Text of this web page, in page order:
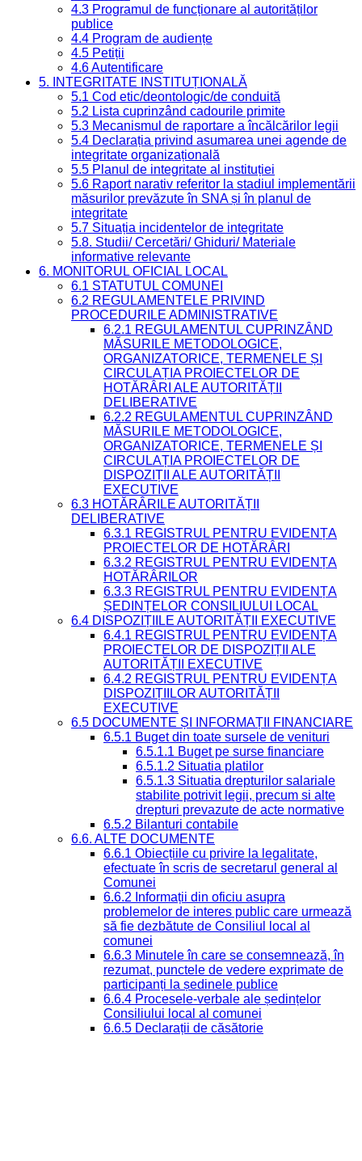
4.3 Programul de funcționare al autorităților
publice
4.4 Program de audiențe
4.5 Petiții
4.6 Autentificare
5. INTEGRITATE INSTITUȚIONALĂ
5.1 Cod etic/deontologic/de conduită
5.2 Lista cuprinzând cadourile primite
5.3 Mecanismul de raportare a încălcărilor legii
5.4 Declarația privind asumarea unei agende de
integritate organizațională
5.5 Planul de integritate al instituției
5.6 Raport narativ referitor la stadiul implementării
măsurilor prevăzute în SNA și în planul de
integritate
5.7 Situația incidentelor de integritate
5.8. Studii/ Cercetări/ Ghiduri/ Materiale
informative relevante
6. MONITORUL OFICIAL LOCAL
6.1 STATUTUL COMUNEI
6.2 REGULAMENTELE PRIVIND
PROCEDURILE ADMINISTRATIVE
6.2.1 REGULAMENTUL CUPRINZÂND
MĂSURILE METODOLOGICE,
ORGANIZATORICE, TERMENELE ȘI
CIRCULAȚIA PROIECTELOR DE
HOTĂRÂRI ALE AUTORITĂȚII
DELIBERATIVE
6.2.2 REGULAMENTUL CUPRINZÂND
MĂSURILE METODOLOGICE,
ORGANIZATORICE, TERMENELE ȘI
CIRCULAȚIA PROIECTELOR DE
DISPOZIȚII ALE AUTORITĂȚII
EXECUTIVE
6.3 HOTĂRÂRILE AUTORITĂȚII
DELIBERATIVE
6.3.1 REGISTRUL PENTRU EVIDENȚA
PROIECTELOR DE HOTĂRÂRI
6.3.2 REGISTRUL PENTRU EVIDENȚA
HOTĂRÂRILOR
6.3.3 REGISTRUL PENTRU EVIDENȚA
ȘEDINȚELOR CONSILIULUI LOCAL
6.4 DISPOZIȚIILE AUTORITĂȚII EXECUTIVE
6.4.1 REGISTRUL PENTRU EVIDENȚA
PROIECTELOR DE DISPOZIȚII ALE
AUTORITĂȚII EXECUTIVE
6.4.2 REGISTRUL PENTRU EVIDENȚA
DISPOZIȚIILOR AUTORITĂȚII
EXECUTIVE
6.5 DOCUMENTE ȘI INFORMAȚII FINANCIARE
6.5.1 Buget din toate sursele de venituri
6.5.1.1 Buget pe surse financiare
6.5.1.2 Situatia platilor
6.5.1.3 Situatia drepturilor salariale
stabilite potrivit legii, precum si alte
drepturi prevazute de acte normative
6.5.2 Bilanturi contabile
6.6. ALTE DOCUMENTE
6.6.1 Obiecțiile cu privire la legalitate,
efectuate în scris de secretarul general al
Comunei
6.6.2 Informații din oficiu asupra
problemelor de interes public care urmează
să fie dezbătute de Consiliul local al
comunei
6.6.3 Minutele în care se consemnează, în
rezumat, punctele de vedere exprimate de
participanți la ședinele publice
6.6.4 Procesele-verbale ale ședințelor
Consiliului local al comunei
6.6.5 Declarații de căsătorie